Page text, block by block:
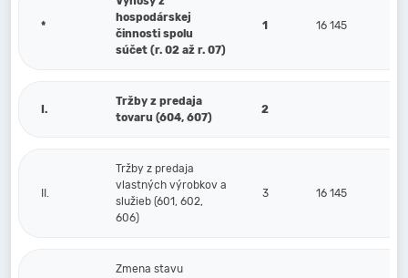
*
hospodárskej
činnosti spolu
súčet (r. 02 až r. 07)
1 16 145
I.
Tržby z predaja
tovaru (604, 607)
2
II.
Tržby z predaja
vlastných výrobkov a
služieb (601, 602,
606)
3 16 145
Zmena stavu